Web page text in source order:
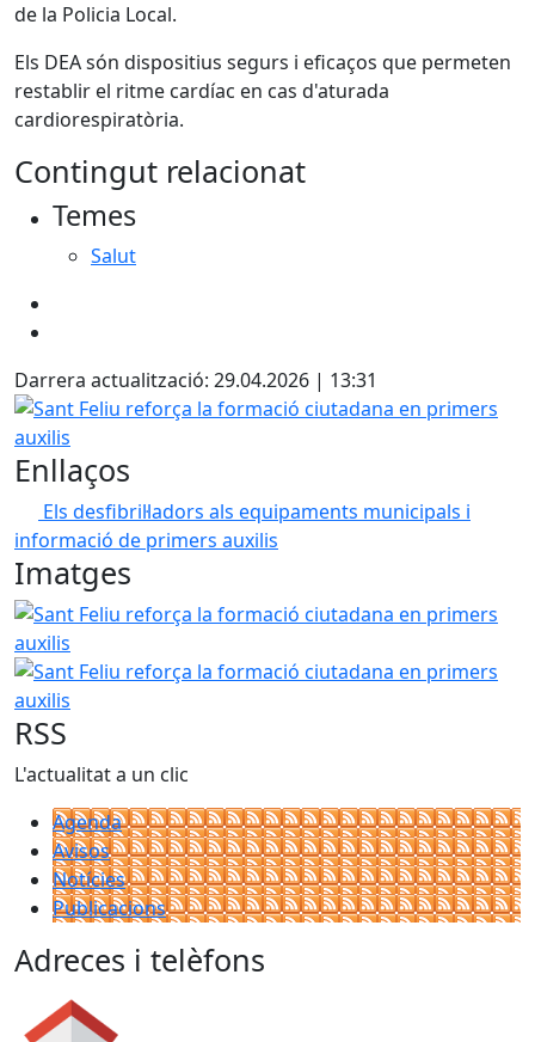
de la Policia Local.
Els DEA són dispositius segurs i eficaços que permeten
restablir el ritme cardíac en cas d'aturada
cardiorespiratòria.
Contingut relacionat
Temes
Salut
Darrera actualització: 29.04.2026 | 13:31
Sant Feliu reforça la formació ciutadana en primers
Enllaços
Els desfibril·ladors als equipaments municipals i
informació de primers auxilis
Imatges
Sant Feliu reforça la formació ciutadana en primers
Sant Feliu reforça la formació ciutadana en primers
RSS
L'actualitat a un clic
Agenda
Avisos
Notícies
Publicacions
Adreces i telèfons